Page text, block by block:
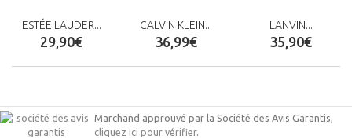
ESTÉE LAUDER...
29,90€
CALVIN KLEIN...
36,99€
LANVIN...
35,90€
Marchand approuvé par la Société des Avis Garantis,
cliquez ici pour vérifier.